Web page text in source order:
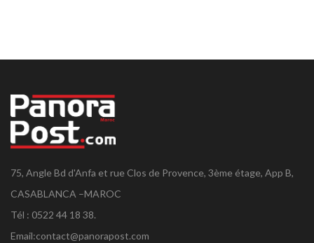
75, Angle Bd d'Anfa et rue Clos de Provence, 3ème étage, App B,
CASABLANCA –MAROC
Tél : 0522 44 18 38.
Email:contact@panorapost.com